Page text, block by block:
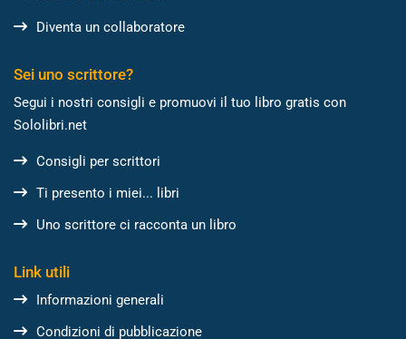
Diventa un collaboratore
Sei uno scrittore?
Segui i nostri consigli e promuovi il tuo libro gratis con
Sololibri.net
Consigli per scrittori
Ti presento i miei... libri
Uno scrittore ci racconta un libro
Link utili
Informazioni generali
Condizioni di pubblicazione